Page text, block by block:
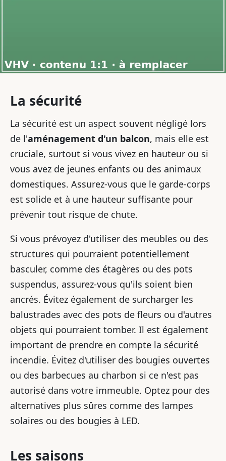
La sécurité
La sécurité est un aspect souvent négligé lors
de l'aménagement d'un balcon, mais elle est
cruciale, surtout si vous vivez en hauteur ou si
vous avez de jeunes enfants ou des animaux
domestiques. Assurez-vous que le garde-corps
est solide et à une hauteur suffisante pour
prévenir tout risque de chute.
Si vous prévoyez d'utiliser des meubles ou des
structures qui pourraient potentiellement
basculer, comme des étagères ou des pots
suspendus, assurez-vous qu'ils soient bien
ancrés. Évitez également de surcharger les
balustrades avec des pots de fleurs ou d'autres
objets qui pourraient tomber. Il est également
important de prendre en compte la sécurité
incendie. Évitez d'utiliser des bougies ouvertes
ou des barbecues au charbon si ce n'est pas
autorisé dans votre immeuble. Optez pour des
alternatives plus sûres comme des lampes
solaires ou des bougies à LED.
Les saisons